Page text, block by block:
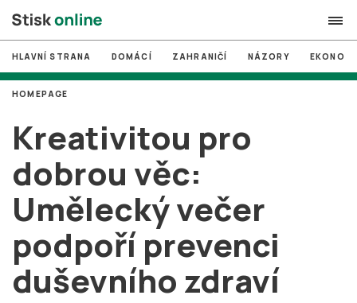
search
# MUNI
# Brno
# volby
login PŘIHLÁSIT SE
Zapomněli jste heslo?
Založit nový účet
HLAVNÍ STRANA DOMÁCÍ ZAHRANIČÍ NÁZORY
Kreativitou pro
dobrou věc:
Umělecký večer
podpoří prevenci
duševního zdraví
HOMEPAGE